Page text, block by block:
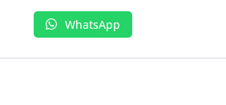
WhatsApp